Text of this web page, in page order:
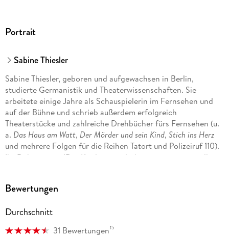
Portrait
Sabine Thiesler
Sabine Thiesler, geboren und aufgewachsen in Berlin,
studierte Germanistik und Theaterwissenschaften. Sie
arbeitete einige Jahre als Schauspielerin im Fernsehen und
auf der Bühne und schrieb außerdem erfolgreich
Theaterstücke und zahlreiche Drehbücher fürs Fernsehen (u.
a. Das Haus am Watt, Der Mörder und sein Kind, Stich ins Herz
und mehrere Folgen für die Reihen Tatort und Polizeiruf 110).
Ihr Debütroman 'Der Kindersammler' war ein sensationeller
Bewertungen
Durchschnitt
31 Bewertungen15